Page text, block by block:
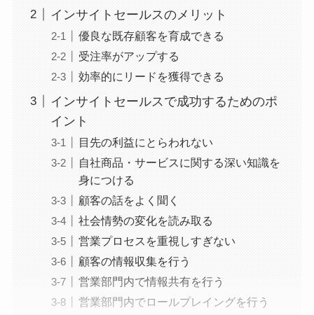
インサイトセールスのメリット
優良な既存顧客を育成できる
受注率がアップする
効率的にリードを獲得できる
インサイトセールスで成功するためのポ
イント
目先の利益にとらわれない
自社商品・サービスに関する深い知識を
身につける
顧客の話をよく聞く
社会情勢の変化を読み取る
営業プロセスを重視しすぎない
顧客の情報収集を行う
営業部門内で情報共有を行う
営業部門内でロールプレイングを行う